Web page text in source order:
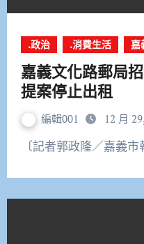
.政治 .消費生活 嘉
嘉義文化路郵局
提案停止出租
編輯001 12 月
〔記者郭政隆／嘉